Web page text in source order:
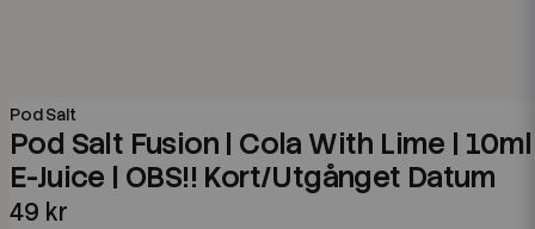
Pod Salt
Pod Salt Fusion | Cola With Lime | 10ml
E-Juice | OBS!! Kort/Utgånget Datum
49 kr